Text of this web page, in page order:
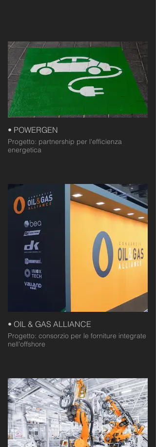
• POWERGEN
Progetto: partnership per l'efficienza
energetica
• OIL & GAS ALLIANCE
Progetto: consorzio per le forniture integrate
nell'offshore